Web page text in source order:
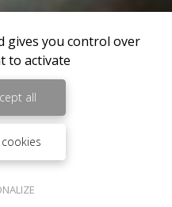
gives you control over
to activate
all